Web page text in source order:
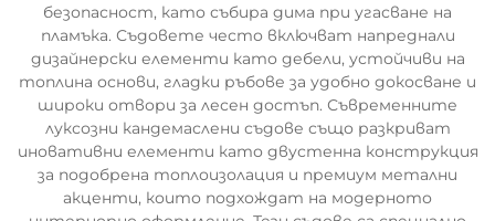
безопасност, като събира дима при угасване на
пламъка. Съдовете често включват напреднали
дизайнерски елементи като дебели, устойчиви на
топлина основи, гладки ръбове за удобно докосване и
широки отвори за лесен достъп. Съвременните
луксозни кандемаслени съдове също разкриват
иновативни елементи като двустенна конструкция
за подобрена топлоизолация и премиум метални
акценти, които подхождат на модерното